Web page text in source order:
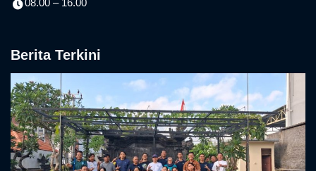
08.00 – 16.00
Berita Terkini